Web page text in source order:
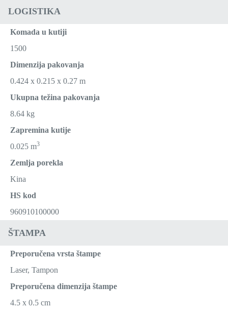
LOGISTIKA
Komada u kutiji
1500
Dimenzija pakovanja
0.424 x 0.215 x 0.27 m
Ukupna težina pakovanja
8.64 kg
Zapremina kutije
0.025 m3
Zemlja porekla
Kina
HS kod
960910100000
ŠTAMPA
Preporučena vrsta štampe
Laser, Tampon
Preporučena dimenzija štampe
4.5 x 0.5 cm